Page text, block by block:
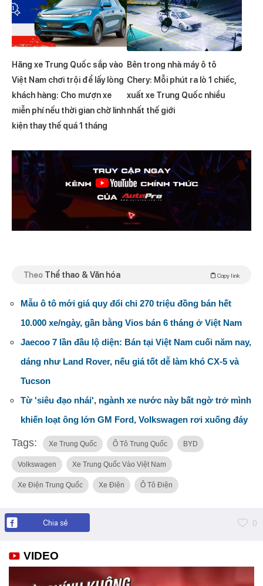
Hãng xe Trung Quốc sắp vào
Việt Nam chơi trội để lấy lòng
khách hàng: Cho mượn xe
miễn phí nếu thời gian chờ linh
kiện thay thế quá 1 tháng
Bên trong nhà máy ô tô
Chery: Mỗi phút ra lò 1 chiếc,
xuất xe Trung Quốc nhiều
nhất thế giới
Theo Thể thao & Văn hóa Copy link
Mẫu ô tô mới giá quy đổi chỉ 270 triệu đồng bán hết
10.000 xe/ngày, gần bằng Vios bán 6 tháng ở Việt Nam
Jaecoo 7 lần đầu lộ diện: Bán tại Việt Nam cuối năm nay,
dáng như Land Rover, nếu giá tốt dễ làm khó CX-5 và
Tucson
Từ 'siêu đạo nhái', ngành xe nước này bất ngờ trở mình
khiến loạt ông lớn GM Ford, Volkswagen rơi xuống đáy
Tags: Xe Trung Quốc Ô Tô Trung Quốc BYD
Volkswagen Xe Trung Quốc Vào Việt Nam
Xe Điện Trung Quốc Xe Điện Ô Tô Điện
Chia sẻ 0
VIDEO